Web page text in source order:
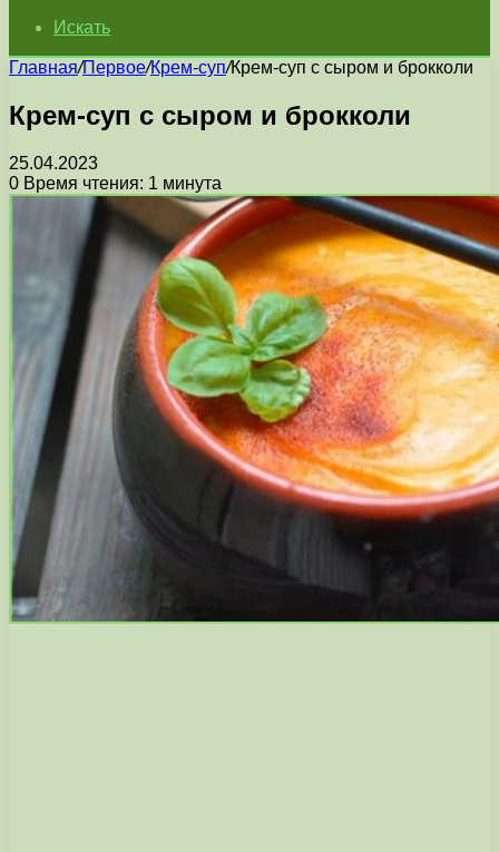
Искать
Главная/Первое/Крем-суп/Крем-суп с сыром и брокколи
Крем-суп с сыром и брокколи
25.04.2023
0 Время чтения: 1 минута